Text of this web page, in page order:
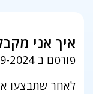
איך אני
פורסם ב 08-09-2024
לאחר שתבצעו